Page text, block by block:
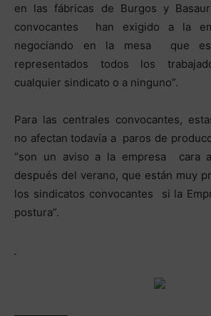
en las fábricas de Burgos y
convocantes han exigido a la
negociando en la mesa que es
representados todos los
cualquier sindicato o a ninguno”.
Para las centrales convocantes,
no afectan todavía a paros de
“son un aviso a la empresa cara
después del verano, que están muy
los sindicatos convocantes si la
postura”.